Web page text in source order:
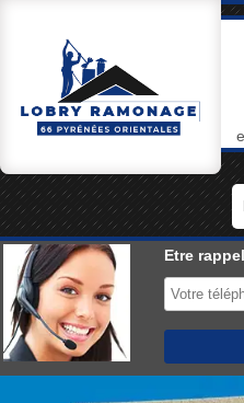
Etre